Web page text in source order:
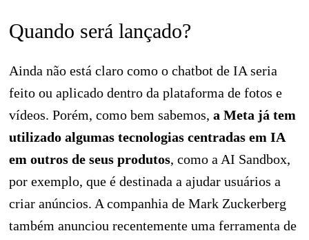
Quando será lançado?
Ainda não está claro como o chatbot de IA seria
feito ou aplicado dentro da plataforma de fotos e
vídeos. Porém, como bem sabemos, a Meta já tem
utilizado algumas tecnologias centradas em IA
em outros de seus produtos, como a AI Sandbox,
por exemplo, que é destinada a ajudar usuários a
criar anúncios. A companhia de Mark Zuckerberg
também anunciou recentemente uma ferramenta de